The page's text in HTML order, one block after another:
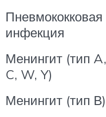
Пневмококковая
инфекция
Менингит (тип A,
C, W, Y)
Менингит (тип В)